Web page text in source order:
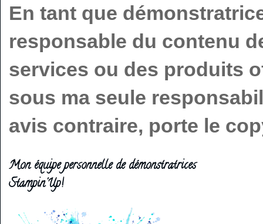
En tant que
responsable du contenu
services ou des produits
sous ma seule
avis contraire, porte le
Mon équipe personnelle de démonstratrices
Stampin'Up!